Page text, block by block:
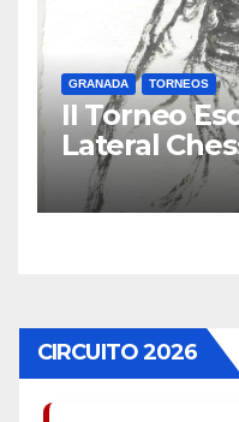
GRANADA TORNEOS
II Torneo
Lateral
CIRCUITO 2026